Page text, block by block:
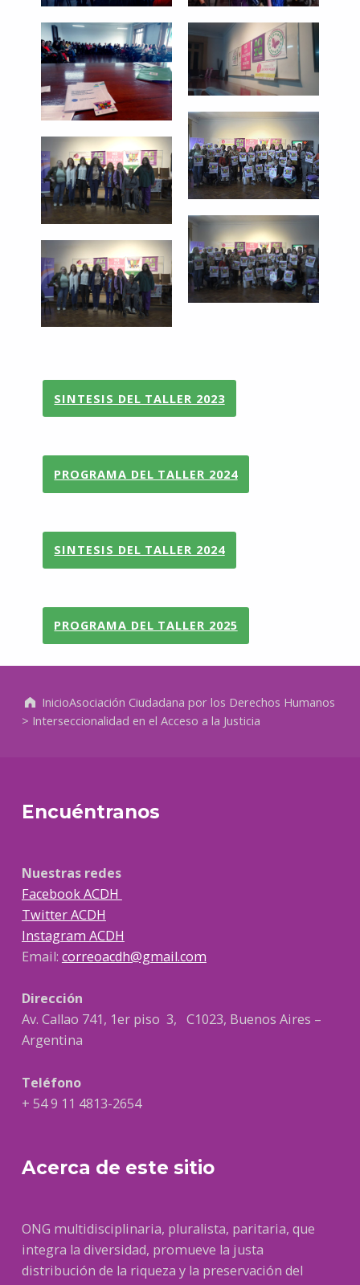
SINTESIS DEL TALLER 2023
PROGRAMA DEL TALLER 2024
SINTESIS DEL TALLER 2024
PROGRAMA DEL TALLER 2025
Volver a la navegación principal
InicioAsociación Ciudadana por los Derechos Humanos
> Interseccionalidad en el Acceso a la Justicia
Encuéntranos
Nuestras redes
Facebook ACDH
Twitter ACDH
Instagram ACDH
Email: correoacdh@gmail.com
Dirección
Av. Callao 741, 1er piso 3, C1023, Buenos Aires –
Argentina
Teléfono
+ 54 9 11 4813-2654
Acerca de este sitio
ONG multidisciplinaria, pluralista, paritaria, que
integra la diversidad, promueve la justa
distribución de la riqueza y la preservación del